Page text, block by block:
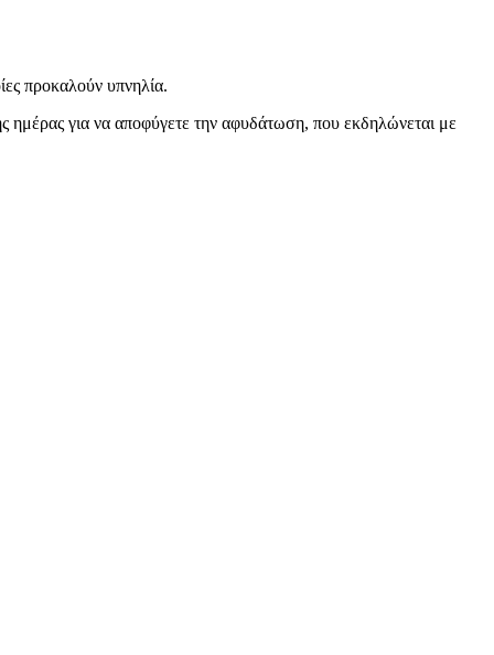
προκαλούν υπνηλία.
ημέρας για να αποφύγετε την αφυδάτωση, που εκδηλώνεται με